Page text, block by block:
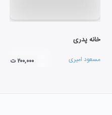
خانه پدری
مسعود امیری ۲۰۰,۰۰۰ ت